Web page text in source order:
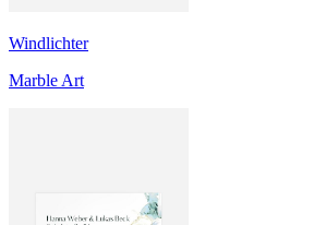
Windlichter
Marble Art